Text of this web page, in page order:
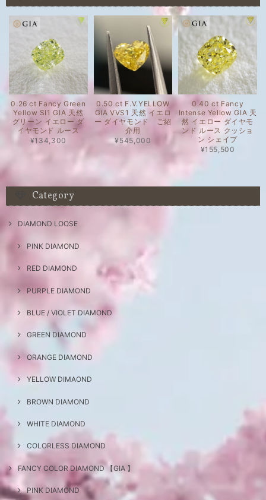
0.26 ct Fancy Green
Yellow SI1 GIA 天然
グリーン イエロー ダ
イヤモンド ルース
¥134,300
0.50 ct F.V.YELLOW
GIA VVS1 天然 イエロ
ー ダイヤモンド ご紹
介用
¥545,000
0.40 ct Fancy
Intense Yellow GIA 天
然 イエロー ダイヤモ
ンド ルース クッショ
ン シェイプ
¥155,500
Category
DIAMOND LOOSE
PINK DIAMOND
RED DIAMOND
PURPLE DIAMOND
BLUE / VIOLET DIAMOND
GREEN DIAMOND
ORANGE DIAMOND
YELLOW DIMAOND
BROWN DIAMOND
WHITE DIAMOND
COLORLESS DIAMOND
FANCY COLOR DIAMOND 【GIA 】
PINK DIAMOND